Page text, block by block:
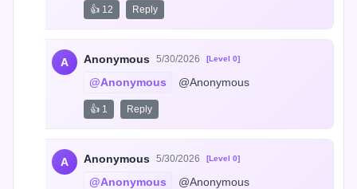
👍 12 Reply
A Anonymous 5/30/2026 [Level 0]
@Anonymous @Anonymous
👍 1 Reply
A Anonymous 5/30/2026 [Level 0]
@Anonymous @Anonymous